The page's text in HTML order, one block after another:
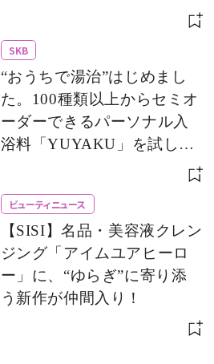
のモバイルサイズもライン
SKB
“おうちで湯治”はじめまし
た。100種類以上からセミオ
ーダーできるパーソナル入
浴料「YUYAKU」を試して
ビューティニュース
【SISI】名品・美容液クレン
ジング「アイムユアヒーロ
ー」に、“ゆらぎ”に寄り添
う新作が仲間入り！